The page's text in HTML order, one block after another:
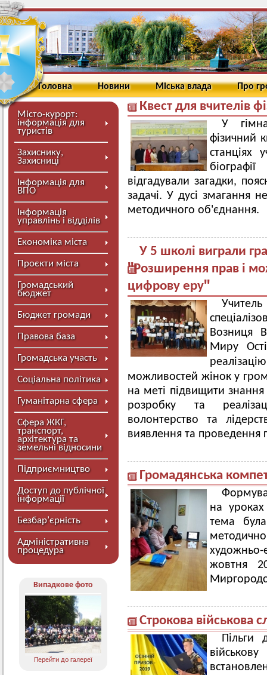
Головна Новини Міська влада Про
Місто-курорт:
інформація для
туристів
Захиснику,
Захисниці
Інформація для
ВПО
Інформація
управлінь і відділів
Економіка міста
Проєкти міста
Громадський
бюджет
Бюджет громади
Правова база
Громадська участь
Соціальна політика
Гуманітарна сфера
Сфера ЖКГ,
транспорт,
архітектура та
земельні відносини
Підприємництво
Доступ до публічної
інформації
Безбар’єрність
Адміністративна
процедура
Випадкове фото
Перейти до галереї
Квест для вчителів
У
фізичний
станціях
відгадували загадки,
задачі. У дусі змагання
методичного об'єднання.
У 5 школі виграли
ꞌꞌРозширення прав і
цифрову еруꞌꞌ
Возниця
Миру
можливостей жінок у
на меті підвищити
розробку та
волонтерство та
виявлення та проведення
Громадянська
на уроках
тема
художньо-
жовтня
Строкова військова
Пільги